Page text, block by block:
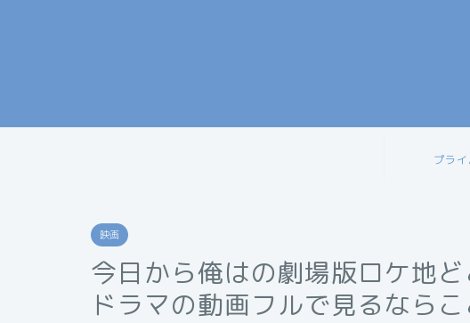
プラ
映画
今日から俺はの劇場版ロケ地
ドラマの動画フルで見るならこ